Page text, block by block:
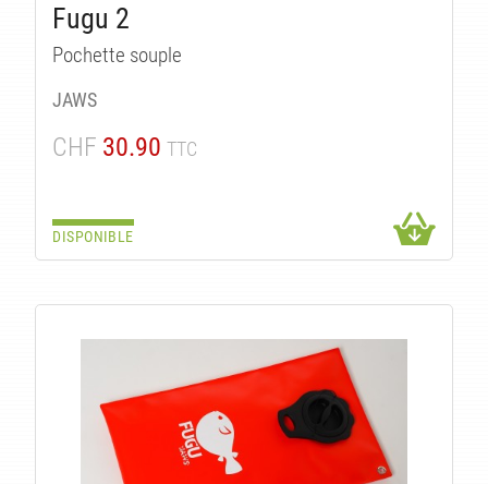
Fugu 2
Pochette souple
JAWS
CHF 30.90 TTC
DISPONIBLE